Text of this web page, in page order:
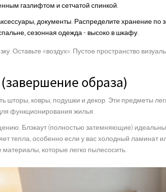
газлифтом и сетчатой спинкой.
документы. Распределите хранение по
сезонная одежда - высоко в шкафу.
Оставьте «воздух». Пустое пространство
образа)
шторы, ковры, подушки и декор. Эти предметы
функционирования жилья.
Блэкаут (полностью затемняющие) идеальны
тепла, особенно если у вас холодный ламинат
которые легко пылесосить.